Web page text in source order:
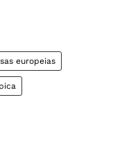
europeias